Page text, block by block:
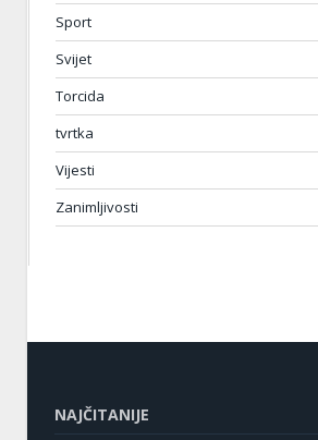
Sport
Svijet
Torcida
tvrtka
Vijesti
Zanimljivosti
NAJČITANIJE